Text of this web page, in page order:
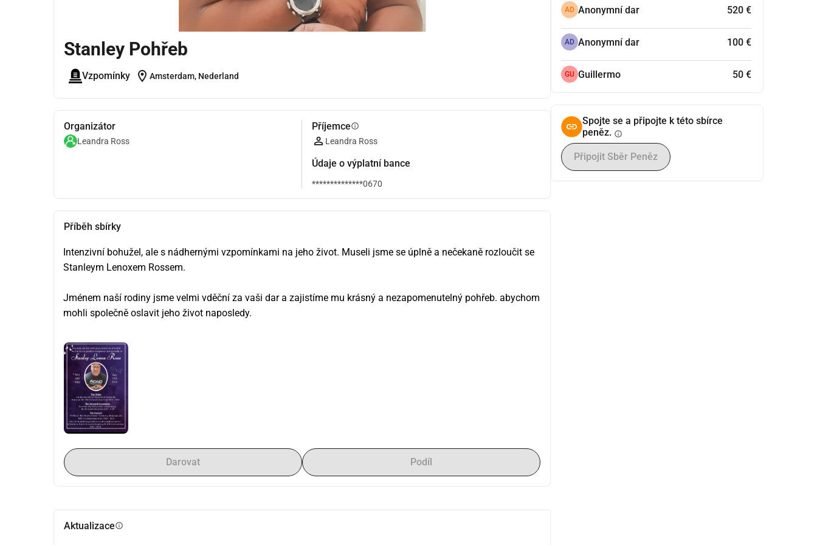
Stanley Pohřeb
Vzpomínky location_on Amsterdam, Nederland
Organizátor
Leandra Ross
Příjemceinfo
Leandra Ross
Údaje o výplatní bance
**************0670
Příběh sbírky
Intenzivní bohužel, ale s nádhernými vzpomínkami na jeho život. Museli jsme se úplně a nečekaně rozloučit se
Stanleym Lenoxem Rossem.
Jménem naší rodiny jsme velmi vděční za vaši dar a zajistíme mu krásný a nezapomenutelný pohřeb. abychom
mohli společně oslavit jeho život naposledy.
Darovat Podíl
Aktualizaceinfo
AD Anonymní dar 520 €
AD Anonymní dar 100 €
GU Guillermo 50 €
Spojte se a připojte k této sbírce
peněz. info
Připojit Sběr Peněz